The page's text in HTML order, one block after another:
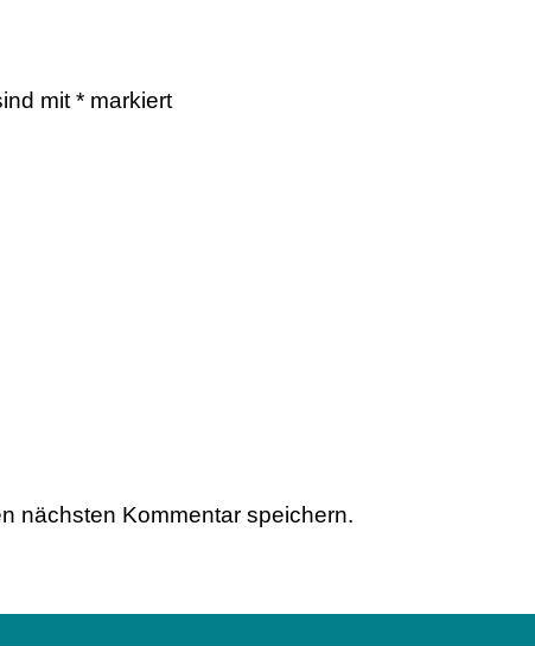
mit* markiert
nächsten Kommentar speichern.